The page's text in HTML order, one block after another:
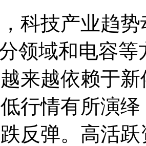
技产业趋势
领域和电容
来越依赖于
行情有所演
反弹。高活